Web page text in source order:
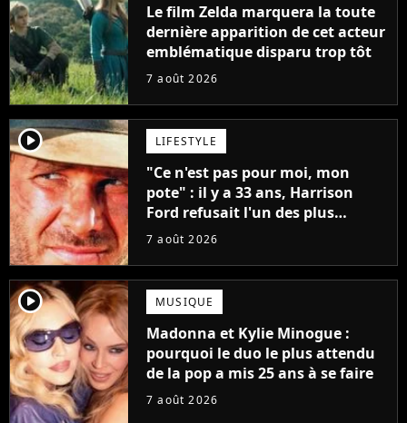
Le film Zelda marquera la toute
dernière apparition de cet acteur
emblématique disparu trop tôt
7 août 2026
player2 LIFESTYLE
"Ce n'est pas pour moi, mon
pote" : il y a 33 ans, Harrison
Ford refusait l'un des plus
grands succès de tous les temps
7 août 2026
player2 MUSIQUE
Madonna et Kylie Minogue :
pourquoi le duo le plus attendu
de la pop a mis 25 ans à se faire
7 août 2026